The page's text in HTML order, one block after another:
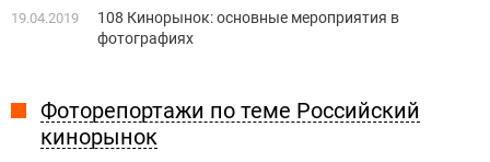
19.04.2019
108 Кинорынок: основные мероприятия в
фотографиях
Фоторепортажи по теме Российский
кинорынок